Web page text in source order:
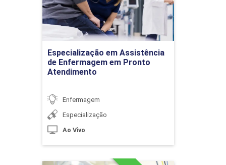
Procedimentos de Enfermagem em
Neonatologia e Pediatria
Especialização em Assistência
de Enfermagem em Pronto
Atendimento
Enfermagem
Especialização
Ao Vivo
Detalhes do curso
Ir para Inscrição